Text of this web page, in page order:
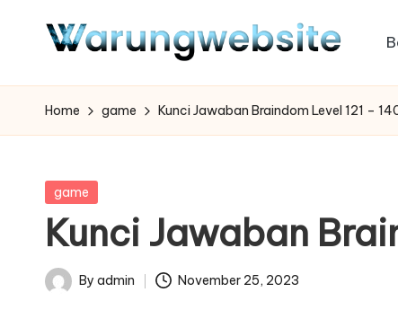
Home game Kunci Jawaban Braindom Level 121 –
Posted
game
Kunci Jawaban
Posted
By admin November 25, 2023